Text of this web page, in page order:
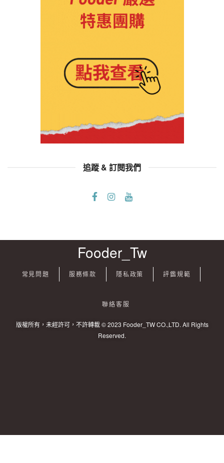
追蹤 & 訂閱我們
Fooder_Tw
常見問題 服務條款 隱私政策 評鑑規範
聯絡客服
版權所有，未經許可，不許轉載 © 2023 Fooder_TW CO.,LTD. All Rights
Reserved.